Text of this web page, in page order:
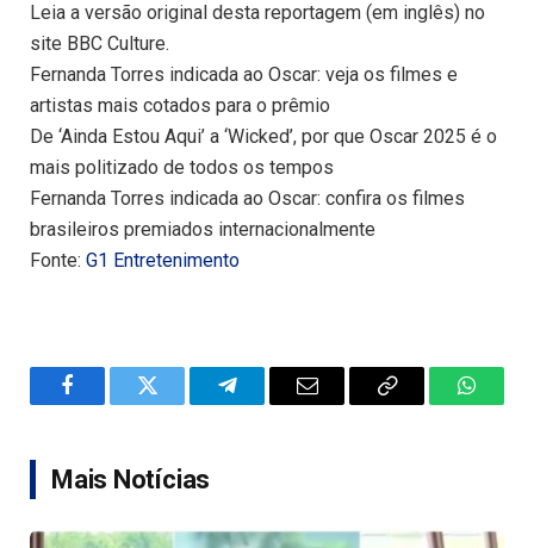
Leia a versão original desta reportagem (em inglês) no
site BBC Culture.
Fernanda Torres indicada ao Oscar: veja os filmes e
artistas mais cotados para o prêmio
De ‘Ainda Estou Aqui’ a ‘Wicked’, por que Oscar 2025 é o
mais politizado de todos os tempos
Fernanda Torres indicada ao Oscar: confira os filmes
brasileiros premiados internacionalmente
Fonte: G1 Entretenimento
FacebookTwitter TelegramEmail
Copy
Mais Notícias